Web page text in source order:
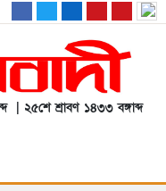
| ২৫শে শ্রাবণ ১৪৩৩ বঙ্গাব্দ